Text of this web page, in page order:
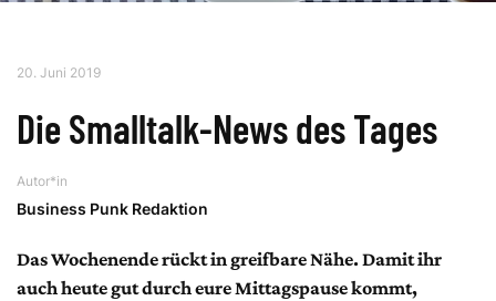
20. Juni 2019
Die Smalltalk-News des Tages
Autor*in
Business Punk Redaktion
Das Wochenende rückt in greifbare Nähe. Damit ihr
auch heute gut durch eure Mittagspause kommt,